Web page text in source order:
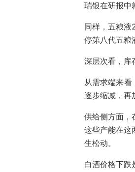
瑞银在研报中
同样，五粮液
停第八代五粮
深层次看，库
从需求端来看
逐步缩减，再
供给侧方面，
这些产能在这
生松动。
白酒价格下跌